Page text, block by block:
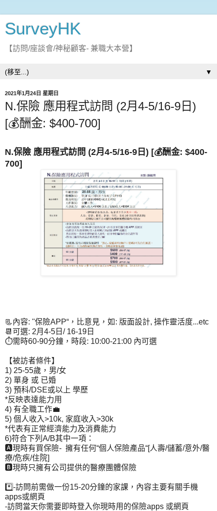
SurveyHK
【訪問/座談會/神秘顧客- 兼職大本營】
▼
2021年1月24日 星期日
N.保險 應用程式訪問 (2月4-5/16-9日)
[💰酬金: $400-700]
N.保險 應用程式訪問 (2月4-5/16-9日) [💰酬金: $400-
700]
📃內容: ''保險APP“，比意見，如: 版面設計, 操作靈活度...etc
📆可選: 2月4-5日/ 16-19日
⏱️需時60-90分鐘，時段: 10:00-21:00 內可選
【被訪者條件】
1) 25-55歲，男/女
2) 單身 或 已婚
3) 預科/DSE或以上 學歷
*反映表達能力用
4) 有全職工作💼
5) 個人收入>10k, 家庭收入>30k
*代表有正常經濟能力及消費能力
6)符合下列A/B其中一項：
🅰️現時有買保險- 擁有任何“個人保險產品“[人壽/儲蓄/意外/醫
療/危疾/住院]
🅱️現時只擁有公司提供的醫療團體保險
*️⃣-訪問前需做一份15-20分鐘的家課，內容主要有關手機
apps或網頁
-訪問當天你需要即時登入你現時用的保險apps 或網頁